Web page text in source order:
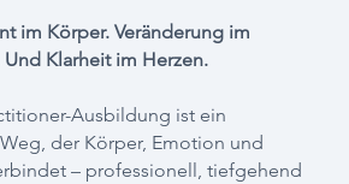
im Körper. Veränderung im
Und Klarheit im Herzen.
Ausbildung ist ein
der Körper, Emotion und
– professionell, tiefgehend